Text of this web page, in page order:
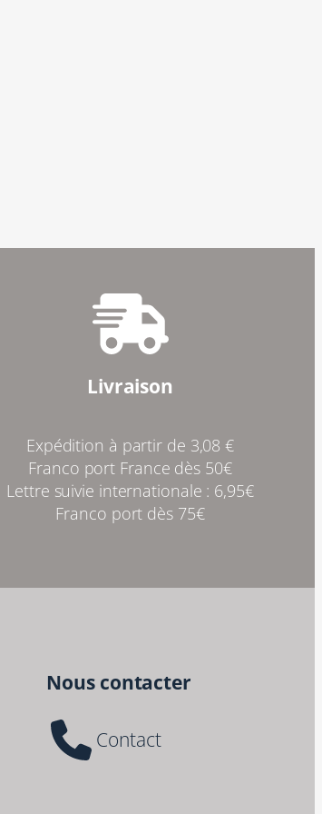
Livraison
Expédition à partir de 3,08 €
Franco port France dès 50€
Lettre suivie internationale : 6,95€
Franco port dès 75€
Nous contacter
Contact